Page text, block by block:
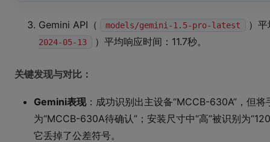
Gemini API（ models/gemini-1.5-pro-latest ）
2024-05-13 ）平均响应时间：11.7秒。
关键发现与对比：
Gemini表现：成功识别出主设备“MCCB-630A”，但
为“MCCB-630A待确认”；安装尺寸中“高”被识别为
它丢掉了公差符号。